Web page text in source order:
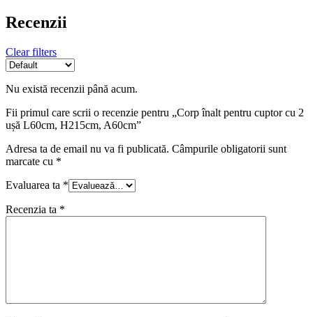
Recenzii
Clear filters
Nu există recenzii până acum.
Fii primul care scrii o recenzie pentru „Corp înalt pentru cuptor cu 2
ușă L60cm, H215cm, A60cm”
Adresa ta de email nu va fi publicată. Câmpurile obligatorii sunt
marcate cu *
Evaluarea ta *
Recenzia ta *